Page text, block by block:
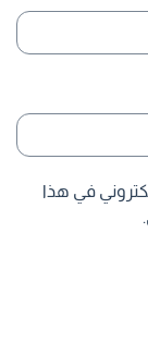
في هذا